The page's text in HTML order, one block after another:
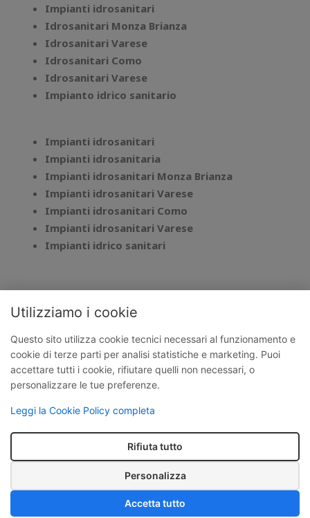
Impianti idrosanitari
Idrosanitari Monza Brianza
Idrosanitari Varese
Idrosanitari Como
Idrosanitari Varese
Impianto idrico sanitario
Impianti idrosanitari
Impianti idrosanitaria
Impianti idrosanitari Monza Brianza
Impianti idrosanitari Varese
Impianti idrosanitari Como
Impianti idrosanitari Varese
Impianti idrico sanitari
RICHIEDI PREVENTIVO
Edil C.E.R | Via Scalabrini, 81, 22072, Cermenate,
Lombardia, Italia P.IVA
Privacy Policy|Termini e condizioni
Cookie Policy
Copyright Edil C.E.R 2026
Utilizziamo i cookie
Questo sito utilizza cookie tecnici necessari al funzionamento e
cookie di terze parti per analisi statistiche e marketing. Puoi
accettare tutti i cookie, rifiutare quelli non necessari, o
personalizzare le tue preferenze.
Leggi la Cookie Policy completa
Rifiuta tutto
Personalizza
Accetta tutto